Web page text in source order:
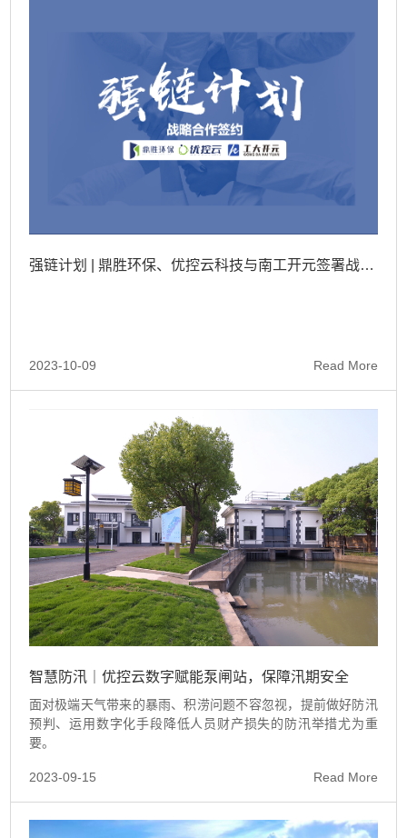
强链计划 | 鼎胜环保、优控云科技与南工开元签署战略合作
2023-10-09 Read More
智慧防汛｜优控云数字赋能泵闸站，保障汛期安全
面对极端天气带来的暴雨、积涝问题不容忽视，提前做好防汛
预判、运用数字化手段降低人员财产损失的防汛举措尤为重
要。
2023-09-15 Read More